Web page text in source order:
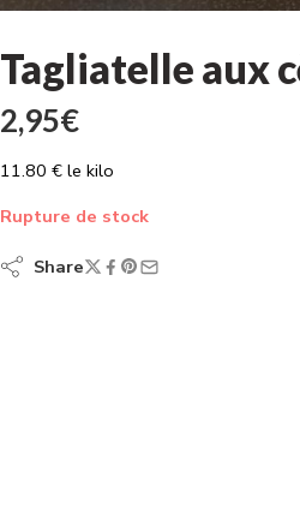
Tagliatelle aux
2,95€
11.80 € le kilo
Rupture de stock
Share